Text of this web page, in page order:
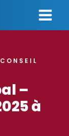
CONSEIL
–
à